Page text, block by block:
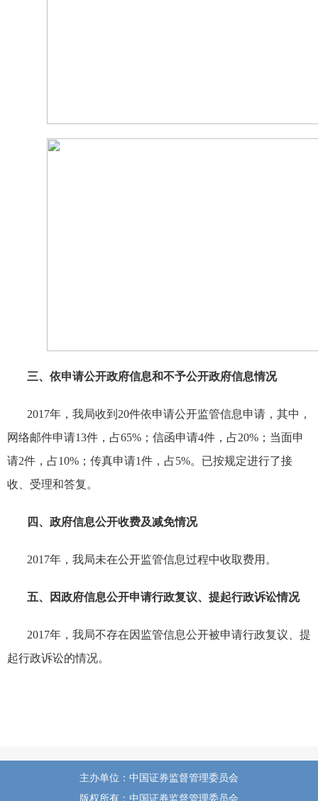
三、依申请公开政府信息和不予公开政府信息情况
2017年，我局收到 20件依申请公开监管信息申请，其中，
网络邮件申请13件，占65%；信函申请4件，占20%；当面申
请2件，占10%；传真申请1件，占5%。已按规定进行了接
收、受理和答复。
四、政府信息公开收费及减免情况
2017年，我局未在公开监管信息过程中收取费用。
五、因政府信息公开申请行政复议、提起行政诉讼情况
2017年，我局不存在因监管信息公开被申请行政复议、提
起行政诉讼的情况。
主办单位：中国证券监督管理委员会
版权所有：中国证券监督管理委员会